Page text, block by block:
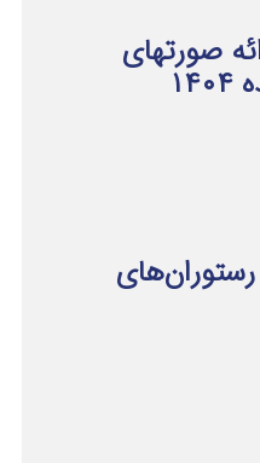
صورتهای